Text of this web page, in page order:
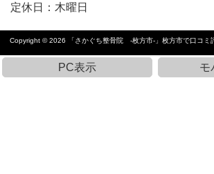
定休日： 木曜日
Copyright © 2026 「さかぐち整骨院 -枚方市-」枚方市で口コミ
PC表示 モ